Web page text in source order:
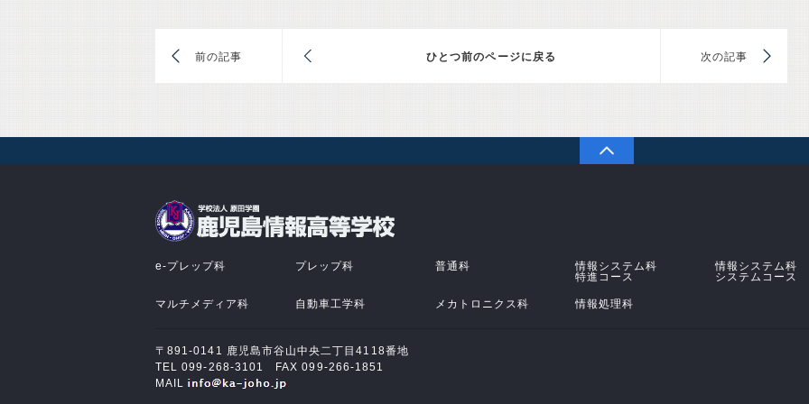
前のページに戻る
前 次
e-プレップ科 プレップ科 普通科
情報システム科
特進コース
情報システム科
システムコース
マルチメディア科 自動車工学科 メカトロニクス科 情報処理科
〒891-0141 鹿児島市谷山中央二丁目4118番地
TEL 099-268-3101 FAX 099-266-1851
MAIL